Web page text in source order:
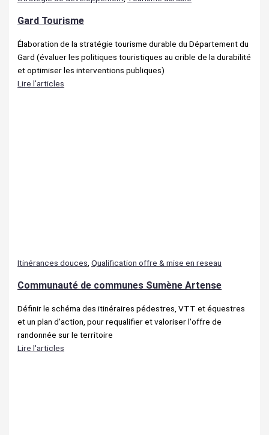
Gard Tourisme
Élaboration de la stratégie tourisme durable du Département du
Gard (évaluer les politiques touristiques au crible de la durabilité
et optimiser les interventions publiques)
Lire l'articles
Itinérances douces,Qualification offre & mise en reseau
Communauté de communes Sumène Artense
Définir le schéma des itinéraires pédestres, VTT et équestres
et un plan d'action, pour requalifier et valoriser l'offre de
randonnée sur le territoire
Lire l'articles